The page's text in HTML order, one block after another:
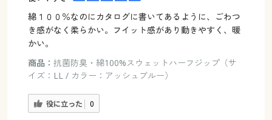
綿１００％なのにカタログに書いてあるように、ごわつ
き感がなく柔らかい。フイット感があり動きやすく、暖
かい。
商品： 抗菌防臭・綿100%スウェットハーフジップ（サ
イズ：LL / カラー：アッシュブルー）
役に立った 0